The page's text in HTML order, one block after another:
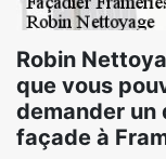
Robin
que vous
demander un
façade à